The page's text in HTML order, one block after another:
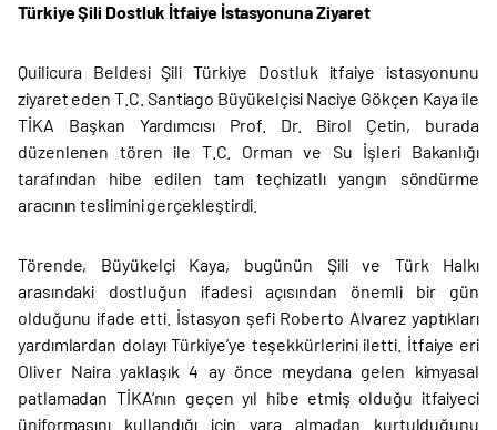
Türkiye Şili Dostluk İtfaiye İstasyonuna Ziyaret
Quilicura Beldesi Şili Türkiye Dostluk itfaiye istasyonunu
ziyaret eden T.C. Santiago Büyükelçisi Naciye Gökçen Kaya ile
TİKA Başkan Yardımcısı Prof. Dr. Birol Çetin, burada
düzenlenen tören ile T.C. Orman ve Su İşleri Bakanlığı
tarafından hibe edilen tam teçhizatlı yangın söndürme
aracının teslimini gerçekleştirdi.
Törende, Büyükelçi Kaya, bugünün Şili ve Türk Halkı
arasındaki dostluğun ifadesi açısından önemli bir gün
olduğunu ifade etti. İstasyon şefi Roberto Alvarez yaptıkları
yardımlardan dolayı Türkiye’ye teşekkürlerini iletti. İtfaiye eri
Oliver Naira yaklaşık 4 ay önce meydana gelen kimyasal
patlamadan TİKA’nın geçen yıl hibe etmiş olduğu itfaiyeci
üniformasını kullandığı için yara almadan kurtulduğunu